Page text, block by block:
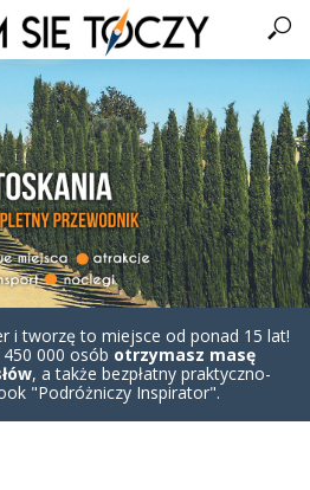
i tworzę to miejsce od ponad 15 lat!
000 osób otrzymasz masę
, a także bezpłatny praktyczno-
"Podróżniczy Inspirator".